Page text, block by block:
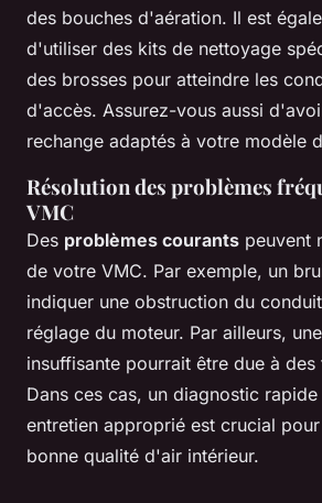
des bouches d'aération. Il est
d'utiliser des kits de nettoyage
des brosses pour atteindre les
d'accès. Assurez-vous aussi
rechange adaptés à votre modèle
Résolution des problèmes
VMC
Des problèmes courants peuvent
de votre VMC. Par exemple, un
indiquer une obstruction du
réglage du moteur. Par ailleurs,
insuffisante pourrait être due à des
Dans ces cas, un diagnostic
entretien approprié est crucial
bonne qualité d'air intérieur.